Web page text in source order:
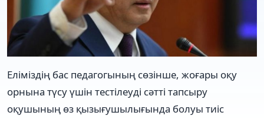
Еліміздің бас педагогының сөзінше, жоғары оқу
орнына түсу үшін тестілеуді сәтті тапсыру
оқушының өз қызығушылығында болуы тиіс